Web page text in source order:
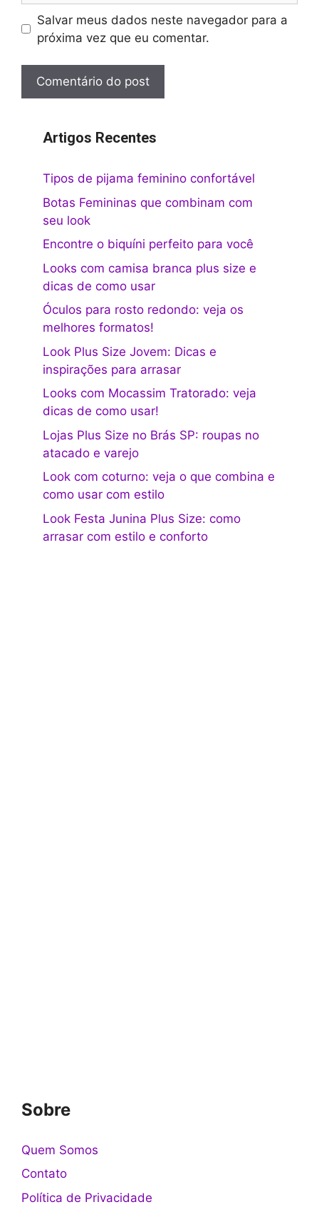
Salvar meus dados neste navegador para a
próxima vez que eu comentar.
Artigos Recentes
Tipos de pijama feminino confortável
Botas Femininas que combinam com
seu look
Encontre o biquíni perfeito para você
Looks com camisa branca plus size e
dicas de como usar
Óculos para rosto redondo: veja os
melhores formatos!
Look Plus Size Jovem: Dicas e
inspirações para arrasar
Looks com Mocassim Tratorado: veja
dicas de como usar!
Lojas Plus Size no Brás SP: roupas no
atacado e varejo
Look com coturno: veja o que combina e
como usar com estilo
Look Festa Junina Plus Size: como
arrasar com estilo e conforto
Sobre
Quem Somos
Contato
Política de Privacidade